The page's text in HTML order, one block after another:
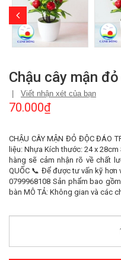
Chậu cây mận
Viết nhận xét của bạn
70.000₫
CHẬU CÂY MẬN ĐỎ ĐỘC ĐÁO
liệu: Nhựa Kích thước: 24 x
hàng sẽ cảm nhận rõ về chất
QUỐC 📞 Để được tư vấn kỹ
0799968108 Sản phẩm bao
bàn MÔ TẢ: Không gian và các